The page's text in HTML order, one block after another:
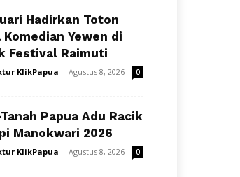
Hadirkan Toton
Yewen di
Festival Raimuti
KlikPapua - Agustus 8, 2026 0
Papua Adu Racik
Manokwari 2026
KlikPapua - Agustus 8, 2026 0